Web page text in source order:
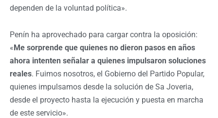
dependen de la voluntad política».
Penín ha aprovechado para cargar contra la oposición:
«Me sorprende que quienes no dieron pasos en años
ahora intenten señalar a quienes impulsaron soluciones
reales. Fuimos nosotros, el Gobierno del Partido Popular,
quienes impulsamos desde la solución de Sa Joveria,
desde el proyecto hasta la ejecución y puesta en marcha
de este servicio».